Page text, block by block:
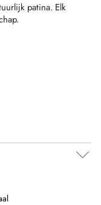
patina. Elk